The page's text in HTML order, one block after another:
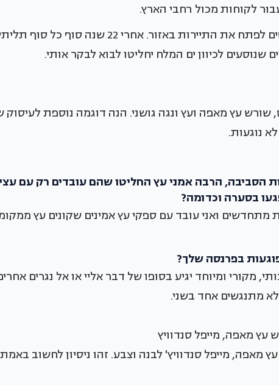
לקוחות מכול רחבי הארץ.
עכשיו אנחנו בכפר אדומים מנסים לפתח את התיירות באזור.
שנוסעים לכיוון ים המלח יחליטו לבוא לבקר אותי.
עץ מאפה ועץ ונגה גושני. הנה דוגמה נוספת לעיסוק
נוגעות.
הסביבה, הרבה אמני עץ החליטו שהם עובדים רק עם
בסערה וכדומה?
מתחדשים ואני עובד עם ספקי עץ אמינים שקונים עץ
בפרנסה שלך?
מקורי ומיוחד יגיע בסופו של דבר אליי או אל נגרים
מתנגשים אחד בשני.
מייפל סנדוויץ' לבנה וצבע. זהו ניסיון לחשוב